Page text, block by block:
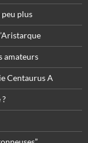
peu plus
amateurs
Centaurus A